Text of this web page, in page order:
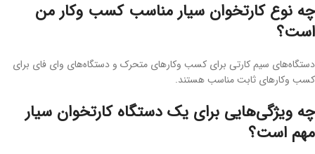
چه نوع کارتخوان سیار مناسب کسب وکار من
است؟
دستگاه‌های سیم کارتی برای کسب وکارهای متحرک و دستگاه‌های وای فای برای
کسب وکارهای ثابت مناسب هستند.
چه ویژگی‌هایی برای یک دستگاه کارتخوان سیار
مهم است؟